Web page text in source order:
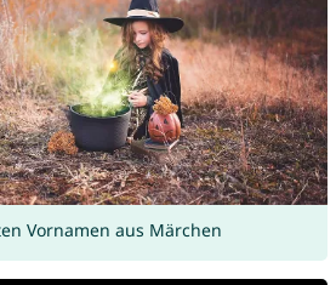
Vornamen aus Märchen